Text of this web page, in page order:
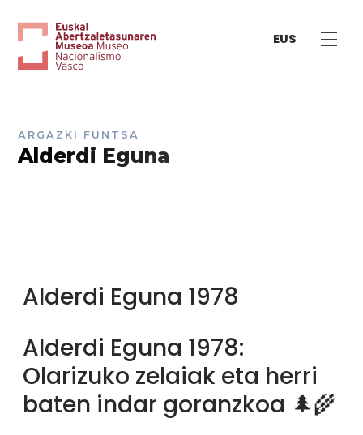
EUS
ARGAZKI FUNTSA
Alderdi Eguna
Alderdi Eguna 1978
Alderdi Eguna 1978:
Olarizuko zelaiak eta herri
baten indar goranzkoa 🌲🌾